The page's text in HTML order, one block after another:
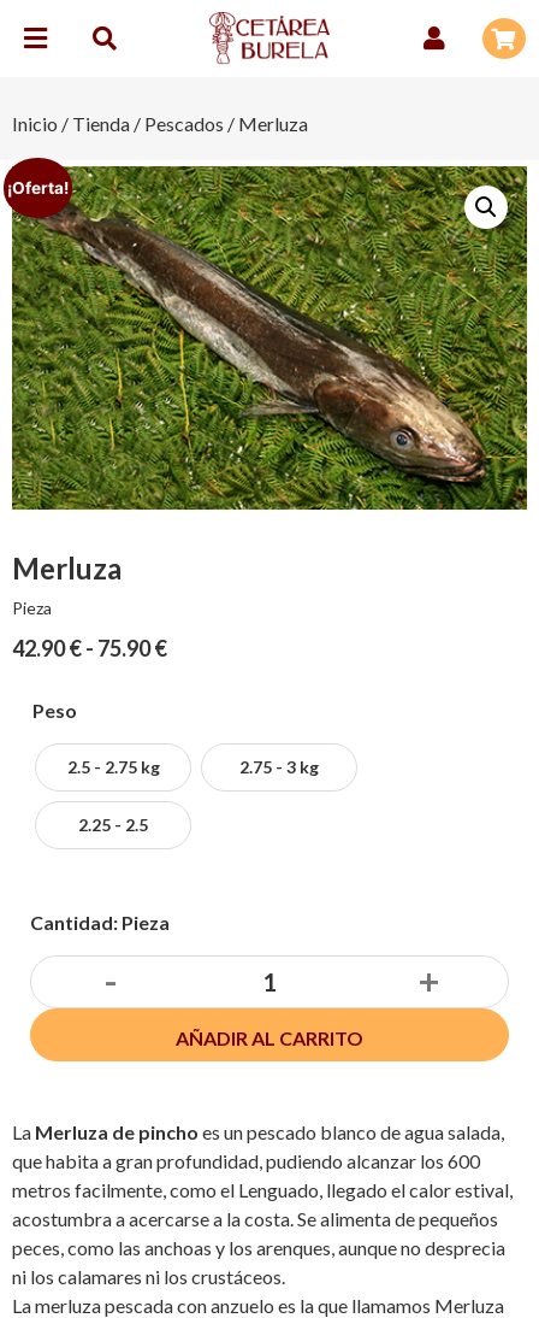
Inicio / Tienda / Pescados / Merluza
¡Oferta!
Merluza
Pieza
42.90€- 75.90€
Peso
2.5 - 2.75 kg 2.75 - 3 kg
2.25 - 2.5
Cantidad: Pieza
- +
AÑADIR AL CARRITO
La Merluza de pincho es un pescado blanco de agua salada,
que habita a gran profundidad, pudiendo alcanzar los 600
metros facilmente, como el Lenguado, llegado el calor estival,
acostumbra a acercarse a la costa. Se alimenta de pequeños
peces, como las anchoas y los arenques, aunque no desprecia
ni los calamares ni los crustáceos.
La merluza pescada con anzuelo es la que llamamos Merluza